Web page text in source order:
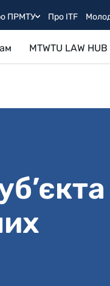
ПРМТУ Про ITF
MTWTU LAW HUB